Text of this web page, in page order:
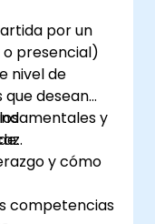
por un
presencial)
nivel de
desean
y
y cómo
competencias